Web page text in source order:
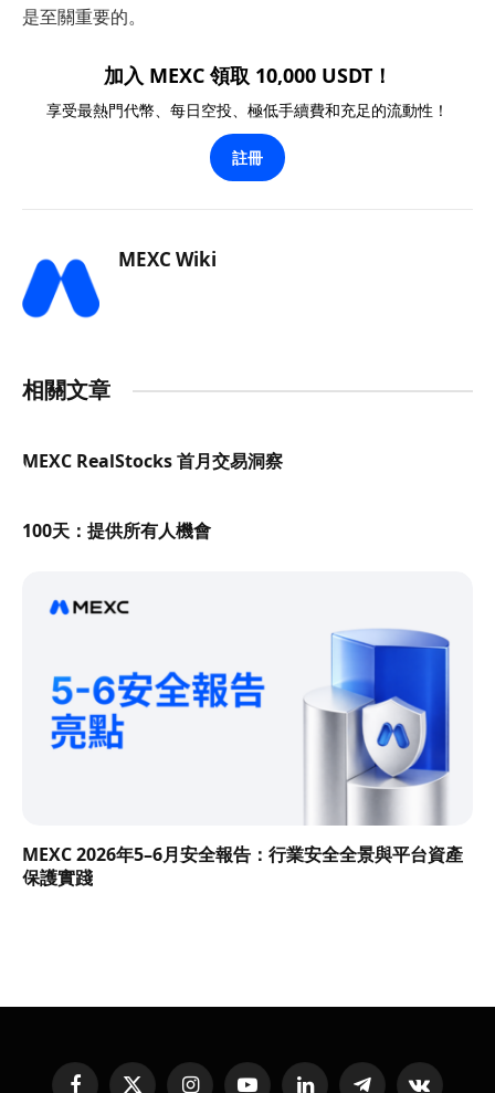
是至關重要的。
加入 MEXC 領取 10,000 USDT！
享受最熱門代幣、每日空投、極低手續費和充足的流動性！
註冊
MEXC Wiki
相關文章
MEXC RealStocks 首月交易洞察
100天：提供所有人機會
MEXC 2026年5–6月安全報告：行業安全全景與平台資產
保護實踐